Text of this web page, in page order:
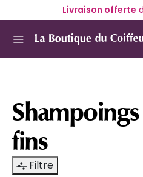
Livraison offerte
fins
Filtre